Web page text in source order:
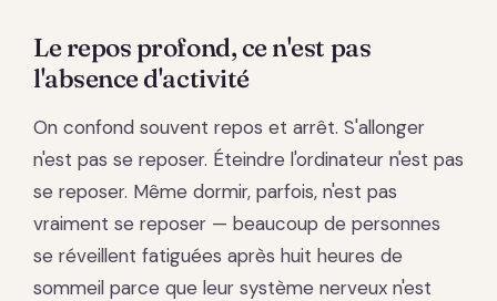
Le repos profond, ce n'est pas
l'absence d'activité
On confond souvent repos et arrêt. S'allonger
n'est pas se reposer. Éteindre l'ordinateur n'est pas
se reposer. Même dormir, parfois, n'est pas
vraiment se reposer — beaucoup de personnes
se réveillent fatiguées après huit heures de
sommeil parce que leur système nerveux n'est